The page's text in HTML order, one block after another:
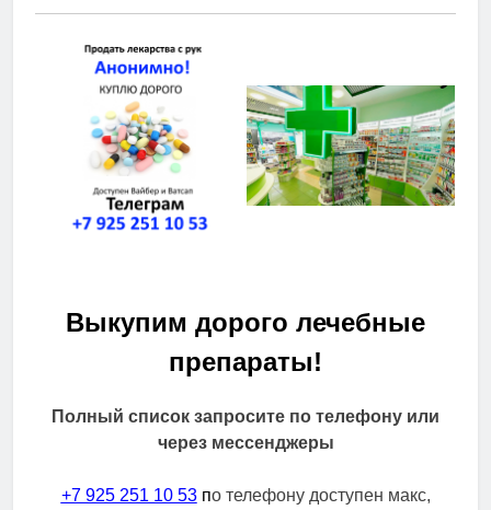
Выкупим дорого лечебные
препараты!
Полный список запросите по телефону или
через мессенджеры
+7 925 251 10 53по телефону доступен макс,